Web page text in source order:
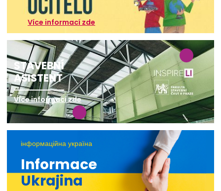
Více informací zde
STAVEBNÍ
ASISTENT
Více informací zde
інформаційна україна
Informace
Ukrajina